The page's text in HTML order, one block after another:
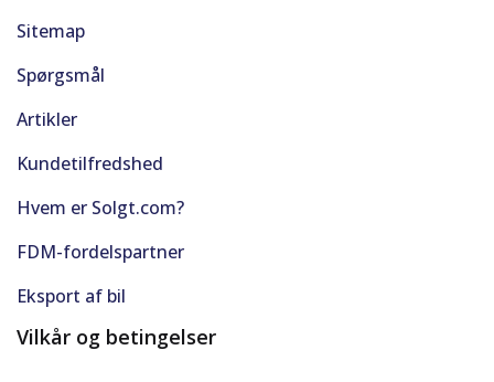
Sitemap
Spørgsmål
Artikler
Kundetilfredshed
Hvem er Solgt.com?
FDM-fordelspartner
Eksport af bil
Vilkår og betingelser